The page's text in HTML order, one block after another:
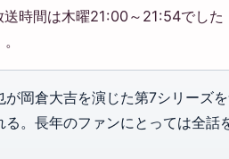
送時間は木曜21:00～21:54でした
が岡倉大吉を演じた第7シリーズ
る。長年のファンにとっては全話